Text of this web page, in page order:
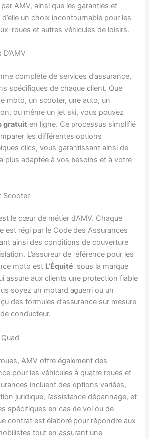
AMV, ainsi que les garanties et
un choix incontournable pour les
roues et autres véhicules de loisirs.
complète de services d’assurance,
spécifiques de chaque client. Que
moto, un scooter, une auto, un
ou même un jet ski, vous pouvez
gratuit en ligne. Ce processus simplifié
les différentes options
clics, vous garantissant ainsi de
plus adaptée à vos besoins et à votre
Scooter
le cœur de métier d’AMV. Chaque
est régi par le Code des Assurances
ainsi des conditions de couverture
L’assureur de référence pour les
moto est L’Équité, sous la marque
assure aux clients une protection fiable
soyez un motard aguerri ou un
des formules d’assurance sur mesure
conducteur.
AMV offre également des
pour les véhicules à quatre roues et
incluent des options variées,
juridique, l’assistance dépannage, et
spécifiques en cas de vol ou de
contrat est élaboré pour répondre aux
tout en assurant une